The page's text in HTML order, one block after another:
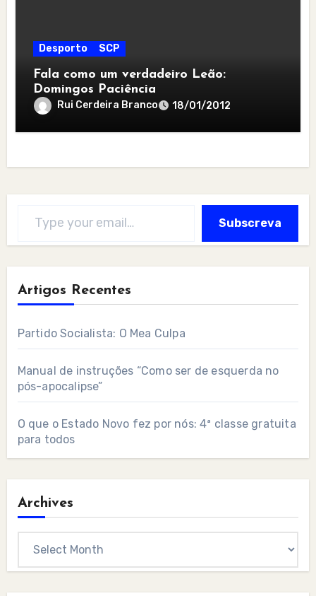
Desporto SCP
Fala como um verdadeiro Leão:
Domingos Paciência
Rui Cerdeira Branco 18/01/2012
Subscreva
Artigos Recentes
Partido Socialista: O Mea Culpa
Manual de instruções “Como ser de esquerda no
pós-apocalipse”
O que o Estado Novo fez por nós: 4ª classe gratuita
para todos
Archives